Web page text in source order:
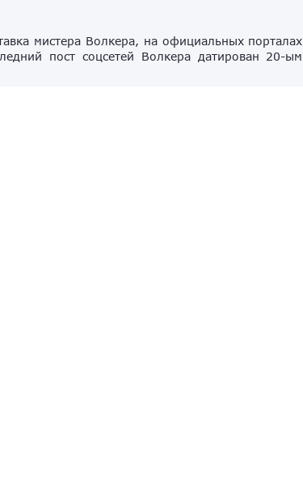
мистера Волкера, на официальных порталах
пост соцсетей Волкера датирован 20-ым